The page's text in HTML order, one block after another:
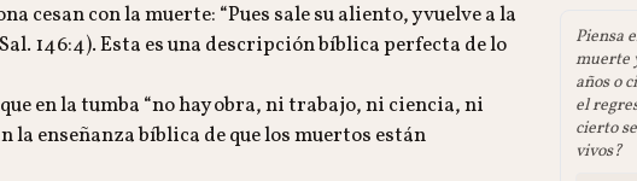
cesan con la muerte: “Pues sale su aliento, y vuelve a la
146:4). Esta es una descripción bíblica perfecta de lo
en la tumba “no hay obra, ni trabajo, ni ciencia, ni
la enseñanza bíblica de que los muertos están
Piensa
muerte
años o
el
cierto
vivos?